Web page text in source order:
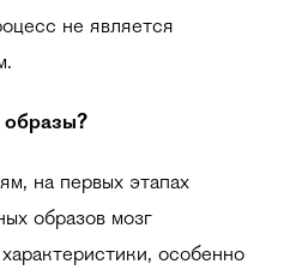
не является
образы?
на первых этапах
образов мозг
особенно